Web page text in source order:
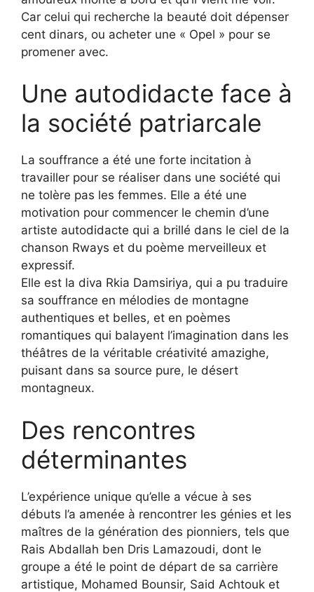
Car celui qui recherche la beauté doit dépenser
cent dinars, ou acheter une « Opel » pour se
promener avec.
Une autodidacte face à
la société patriarcale
La souffrance a été une forte incitation à
travailler pour se réaliser dans une société qui
ne tolère pas les femmes. Elle a été une
motivation pour commencer le chemin d’une
artiste autodidacte qui a brillé dans le ciel de la
chanson Rways et du poème merveilleux et
expressif.
Elle est la diva Rkia Damsiriya, qui a pu traduire
sa souffrance en mélodies de montagne
authentiques et belles, et en poèmes
romantiques qui balayent l’imagination dans les
théâtres de la véritable créativité amazighe,
puisant dans sa source pure, le désert
montagneux.
Des rencontres
déterminantes
L’expérience unique qu’elle a vécue à ses
débuts l’a amenée à rencontrer les génies et les
maîtres de la génération des pionniers, tels que
Rais Abdallah ben Dris Lamazoudi, dont le
groupe a été le point de départ de sa carrière
artistique, Mohamed Bounsir, Said Achtouk et